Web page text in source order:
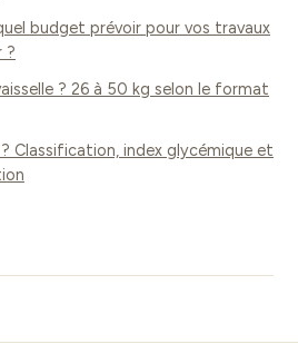
budget prévoir pour vos travaux
?
? 26 à 50 kg selon le format
Classification, index glycémique et